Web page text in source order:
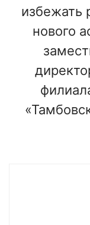
избежать
нового